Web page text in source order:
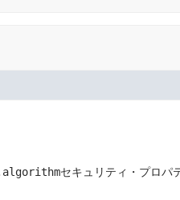
セキュリティ・プロパ